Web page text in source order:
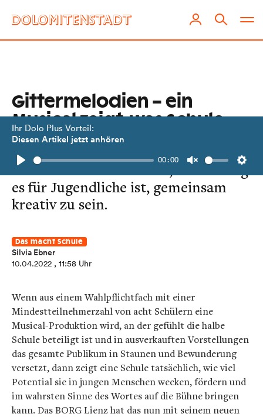
Ihr Dolo Plus Vorteil:
Diesen Artikel jetzt anhören
Play
00:00
Unmute
Gittermelodien – ein
Musical zeigt, was Schule
kann
Das BORG Lienz beweist, wie wichtig
es für Jugendliche ist, gemeinsam
kreativ zu sein.
Das macht Schule
Silvia Ebner
10.04.2022 , 11:58 Uhr
Wenn aus einem Wahlpflichtfach mit einer
Mindestteilnehmerzahl von acht Schülern eine
Musical-Produktion wird, an der gefühlt die halbe
Schule beteiligt ist und in ausverkauften Vorstellungen
das gesamte Publikum in Staunen und Bewunderung
versetzt, dann zeigt eine Schule tatsächlich, wie viel
Potential sie in jungen Menschen wecken, fördern und
im wahrsten Sinne des Wortes auf die Bühne bringen
kann. Das BORG Lienz hat das nun mit seinem neuen